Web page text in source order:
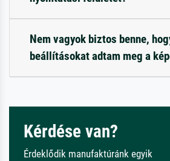
Nem vagyok biztos benne,
beállításokat adtam meg a
Kérdése van?
Érdeklődik manufaktúránk egyik